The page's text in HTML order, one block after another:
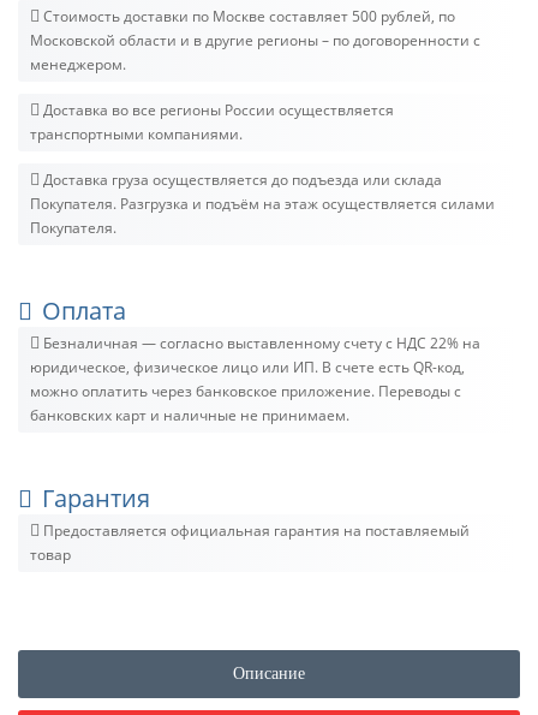
Стоимость доставки по Москве составляет 500 рублей, по
Московской области и в другие регионы – по договоренности с
менеджером.
Доставка во все регионы России осуществляется
транспортными компаниями.
Доставка груза осуществляется до подъезда или склада
Покупателя. Разгрузка и подъём на этаж осуществляется силами
Покупателя.
Оплата
Безналичная — согласно выставленному счету c НДС 22% на
юридическое, физическое лицо или ИП. В счете есть QR-код,
можно оплатить через банковское приложение. Переводы с
банковских карт и наличные не принимаем.
Гарантия
Предоставляется официальная гарантия на поставляемый
товар
Описание